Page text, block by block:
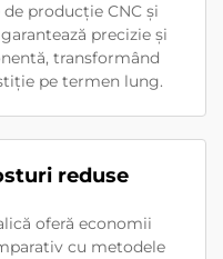
producție CNC și
precizie și
transformând
pe termen lung.
reduse
oferă economii
cu metodele